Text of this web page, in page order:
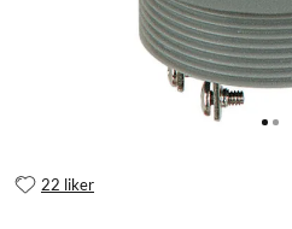
22 liker